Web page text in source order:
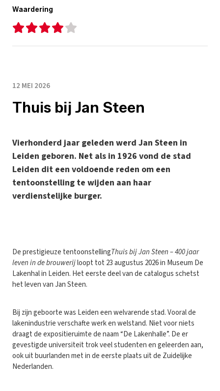
Waardering
12 MEI 2026
Thuis bij Jan Steen
Vierhonderd jaar geleden werd Jan Steen in
Leiden geboren. Net als in 1926 vond de stad
Leiden dit een voldoende reden om een
tentoonstelling te wijden aan haar
verdienstelijke burger.
De prestigieuze tentoonstellingThuis bij Jan Steen – 400 jaar
leven in de brouwerijloopt tot 23 augustus 2026 in Museum De
Lakenhal in Leiden. Het eerste deel van de catalogus schetst
het leven van Jan Steen.
Bij zijn geboorte was Leiden een welvarende stad. Vooral de
lakenindustrie verschafte werk en welstand. Niet voor niets
draagt de expositieruimte de naam “De Lakenhalle”. De er
gevestigde universiteit trok veel studenten en geleerden aan,
ook uit buurlanden met in de eerste plaats uit de Zuidelijke
Nederlanden.